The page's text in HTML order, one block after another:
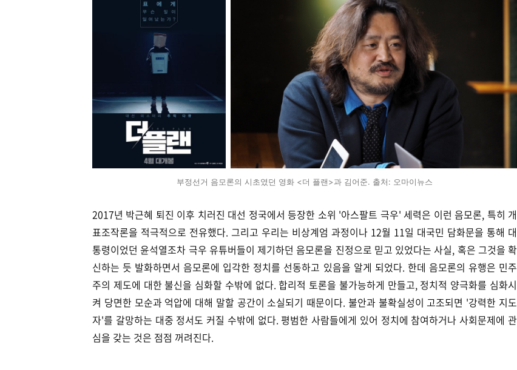
부정선거 음모론의 시초였던 영화 <더 플랜>과 김어준. 출처: 오마이뉴스
2017년 박근혜 퇴진 이후 치러진 대선 정국에서 등장한 소위 '아스팔트 극우' 세력은 이런 음모론, 특히 개
표조작론을 적극적으로 전유했다. 그리고 우리는 비상계엄 과정이나 12월 11일 대국민 담화문을 통해 대
통령이었던 윤석열조차 극우 유튜버들이 제기하던 음모론을 진정으로 믿고 있었다는 사실, 혹은 그것을 확
신하는 듯 발화하면서 음모론에 입각한 정치를 선동하고 있음을 알게 되었다. 한데 음모론의 유행은 민주
주의 제도에 대한 불신을 심화할 수밖에 없다. 합리적 토론을 불가능하게 만들고, 정치적 양극화를 심화시
켜 당면한 모순과 억압에 대해 말할 공간이 소실되기 때문이다. 불안과 불확실성이 고조되면 '강력한 지도
자'를 갈망하는 대중 정서도 커질 수밖에 없다. 평범한 사람들에게 있어 정치에 참여하거나 사회문제에 관
심을 갖는 것은 점점 꺼려진다.